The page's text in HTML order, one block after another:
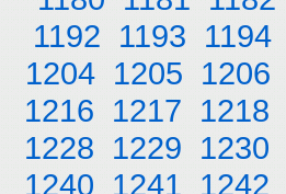
1192 1193 1194
1204 1205 1206
1216 1217 1218
1228 1229 1230
1240 1241 1242